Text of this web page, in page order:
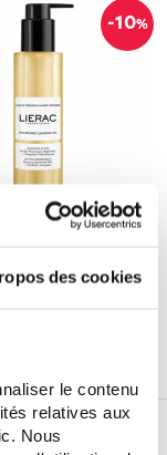
des cookies
le contenu
relatives aux
Nous
-10%
LIERAC
16,96 €